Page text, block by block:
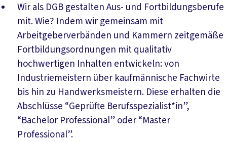
Wir als DGB gestalten Aus- und Fortbildungsberufe
mit. Wie? Indem wir gemeinsam mit
Arbeitgeberverbänden und Kammern zeitgemäße
Fortbildungsordnungen mit qualitativ
hochwertigen Inhalten entwickeln: von
Industriemeistern über kaufmännische Fachwirte
bis hin zu Handwerksmeistern. Diese erhalten die
Abschlüsse “Geprüfte Berufsspezialist*in”,
“Bachelor Professional” oder “Master
Professional”.